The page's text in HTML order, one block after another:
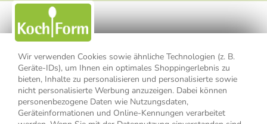
Wir verwenden Cookies sowie ähnliche Technologien (z. B.
Geräte-IDs), um Ihnen ein optimales Shoppingerlebnis zu
bieten, Inhalte zu personalisieren und personalisierte sowie
nicht personalisierte Werbung anzuzeigen. Dabei können
personenbezogene Daten wie Nutzungsdaten,
Geräteinformationen und Online-Kennungen verarbeitet
nicht erkennbar, welche konkrete Person geklickt hat. Diese
Einwilligung zur Nutzung meiner E-Mail- Adresse für Werbezwecke
kann ich jederzeit mit Wirkung für die Zukunft widerrufen, indem ich
den Link "Abmelden" am Ende des Newsletters anklicke oder die
Option Newsletter im Mitgliederbereich deaktiviere. Die
Impressum Datenschutzerklärung
AGB
Widerrufsbelehrung
Widerrufsformular